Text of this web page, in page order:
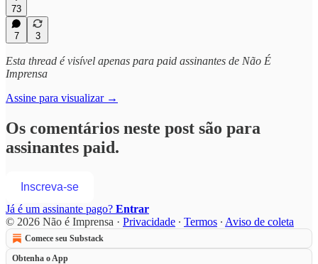
73
7 3
Esta thread é visível apenas para paid assinantes de Não É
Imprensa
Assine para visualizar →
Os comentários neste post são para
assinantes paid.
Inscreva-se
Já é um assinante pago? Entrar
© 2026 Não é Imprensa · Privacidade ∙ Termos ∙ Aviso de coleta
Comece seu Substack
Obtenha o App